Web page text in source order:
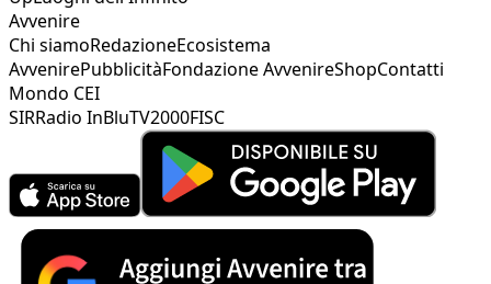
Avvenire
Chi siamoRedazioneEcosistema
AvvenirePubblicitàFondazione AvvenireShopContatti
Mondo CEI
SIRRadio InBluTV2000FISC